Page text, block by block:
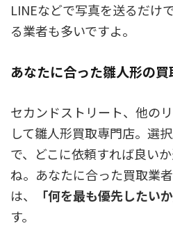
LINEなどで写真を送るだけ
る業者も多いですよ。
あなたに合った雛人形の
セカンドストリート、他の
して雛人形買取専門店。選
で、どこに依頼すれば良い
ね。あなたに合った買取業
は、
「何を最も優先したいか
す。